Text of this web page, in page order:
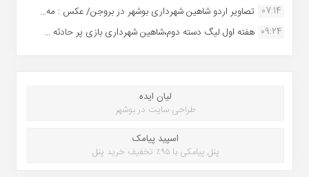
07:14 تصاویر اردو شاهین شهرداری بوشهر در بروجن/ عکس : مه...
09:24 هفته اول لیگ دسته دوم،شاهین شهرداری بازی پر حادثه ...
لیان ایده
طراحی سایت در بوشهر
اسپید پیامک
پنل پیامکی با ۹۵٪ تخفیف خرید پنل